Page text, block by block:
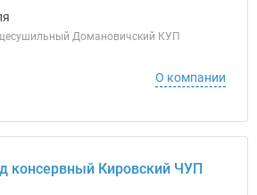
Домановичский КУП
О компании
консервный Кировский ЧУП